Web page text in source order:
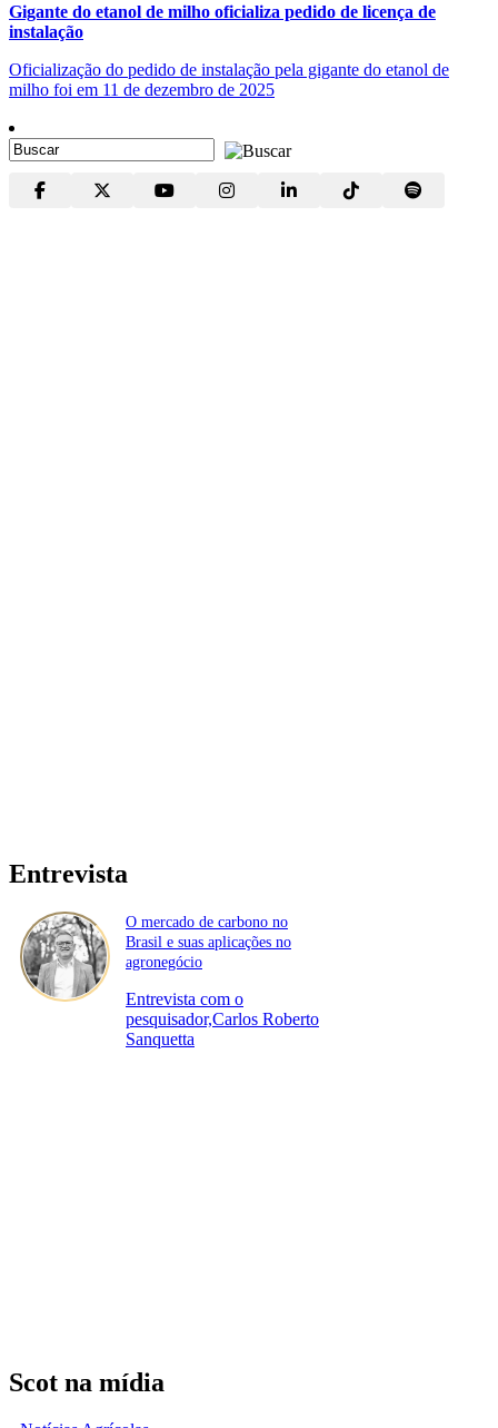
Gigante do etanol de milho oficializa pedido de licença de
instalação
Oficialização do pedido de instalação pela gigante do etanol de
milho foi em 11 de dezembro de 2025
Entrevista
O mercado de carbono no
Brasil e suas aplicações no
agronegócio
Entrevista com o
pesquisador,Carlos Roberto
Sanquetta
Scot na mídia